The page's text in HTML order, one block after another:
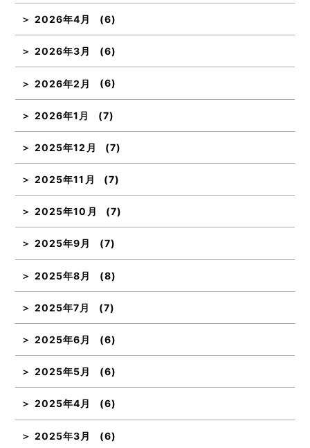
2026年4月 (6)
2026年3月 (6)
2026年2月 (6)
2026年1月 (7)
2025年12月 (7)
2025年11月 (7)
2025年10月 (7)
2025年9月 (7)
2025年8月 (8)
2025年7月 (7)
2025年6月 (6)
2025年5月 (6)
2025年4月 (6)
2025年3月 (6)